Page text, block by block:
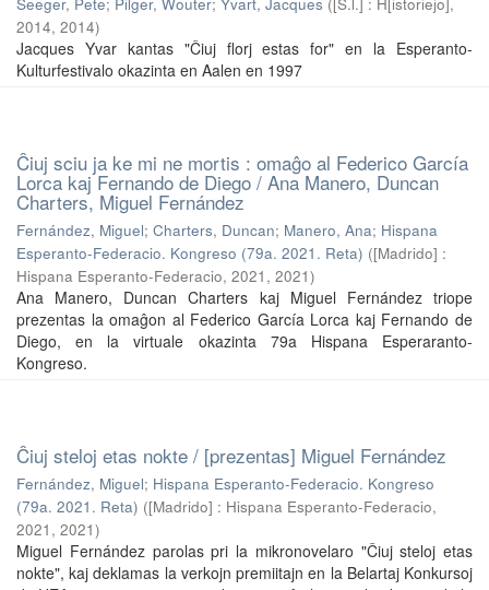
2014, 2014)
Jacques Yvar kantas "Ĉiuj florj estas for" en la Esperanto-
Kulturfestivalo okazinta en Aalen en 1997
Ĉiuj sciu ja ke mi ne mortis : omaĝo al Federico García
Lorca kaj Fernando de Diego / Ana Manero, Duncan
Charters, Miguel Fernández
Fernández, Miguel; Charters, Duncan; Manero, Ana; Hispana
Esperanto-Federacio. Kongreso (79a. 2021. Reta) ([Madrido] :
Hispana Esperanto-Federacio, 2021 , 2021)
Ana Manero, Duncan Charters kaj Miguel Fernández triope
prezentas la omaĝon al Federico García Lorca kaj Fernando de
Diego, en la virtuale okazinta 79a Hispana Esperaranto-
Kongreso.
Ĉiuj steloj etas nokte / [prezentas] Miguel Fernández
Fernández, Miguel; Hispana Esperanto-Federacio. Kongreso
(79a. 2021. Reta) ([Madrido] : Hispana Esperanto-Federacio,
2021 , 2021)
Miguel Fernández parolas pri la mikronovelaro "Ĉiuj steloj etas
nokte", kaj deklamas la verkojn premiitajn en la Belartaj Konkursoj